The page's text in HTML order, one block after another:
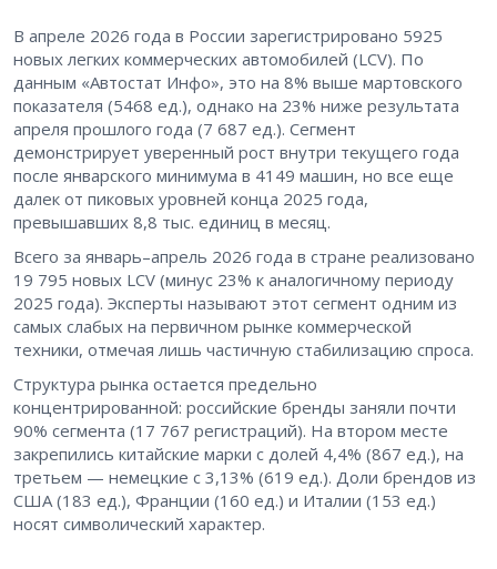
В апреле 2026 года в России зарегистрировано 5925
новых легких коммерческих автомобилей (LCV). По
данным «Автостат Инфо», это на 8% выше мартовского
показателя (5468 ед.), однако на 23% ниже результата
апреля прошлого года (7 687 ед.). Сегмент
демонстрирует уверенный рост внутри текущего года
после январского минимума в 4149 машин, но все еще
далек от пиковых уровней конца 2025 года,
превышавших 8,8 тыс. единиц в месяц.
Всего за январь–апрель 2026 года в стране реализовано
19 795 новых LCV (минус 23% к аналогичному периоду
2025 года). Эксперты называют этот сегмент одним из
самых слабых на первичном рынке коммерческой
техники, отмечая лишь частичную стабилизацию спроса.
Структура рынка остается предельно
концентрированной: российские бренды заняли почти
90% сегмента (17 767 регистраций). На втором месте
закрепились китайские марки с долей 4,4% (867 ед.), на
третьем — немецкие с 3,13% (619 ед.). Доли брендов из
США (183 ед.), Франции (160 ед.) и Италии (153 ед.)
носят символический характер.